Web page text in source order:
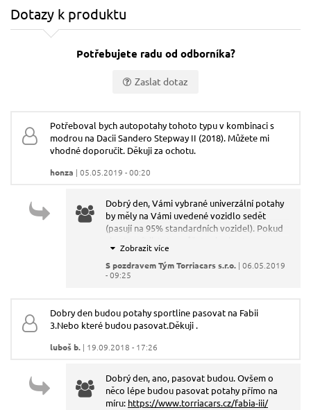
Dotazy k produktu
Potřebujete radu od odborníka?
Zaslat dotaz
Váš e-mail:
Dotaz:
Potřeboval bych autopotahy tohoto typu v kombinaci s
modrou na Dacii Sandero Stepway II (2018). Můžete mi
vhodné doporučit. Děkuji za ochotu.
honza | 05.05.2019 - 00:20
Dobrý den, Vámi vybrané univerzální potahy
by měly na Vámi uvedené vozidlo sedět
(pasují na 95% standardních vozidel). Pokud
přesných autopotahů na míru - viz
https://www.torriacars.cz/sandero-ii/. Jinak
lze objednávat jen zboží z nabídky, jiné
S pozdravem Tým Torriacars s.r.o. | 06.05.2019
- 09:25
Dobry den budou potahy sportline pasovat na Fabii
3.Nebo které budou pasovat.Děkuji .
luboš b. | 19.09.2018 - 17:26
Dobrý den, ano, pasovat budou. Ovšem o
něco lépe budou pasovat potahy přímo na
míru: https://www.torriacars.cz/fabia-iii/